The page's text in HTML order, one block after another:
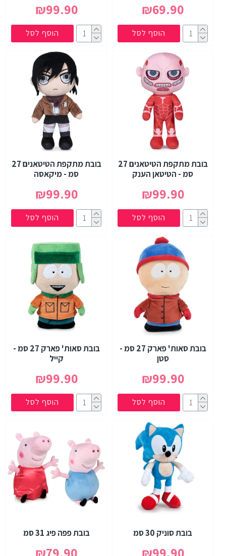
₪69.90
הוסף לסל
₪99.90
הוסף לסל
בובת מתקפת הטיטאנים 27
סמ - הטיטאן הענק
₪99.90
הוסף לסל
בובת מתקפת הטיטאנים 27
סמ - מיקאסה
₪99.90
הוסף לסל
בובת סאות' פארק 27 סמ -
סטן
₪99.90
הוסף לסל
בובת סאות' פארק 27 סמ -
קייל
₪99.90
הוסף לסל
בובת סוניק 30 סמ
₪99.90
בובת פפה פיג 31 סמ
₪79.90